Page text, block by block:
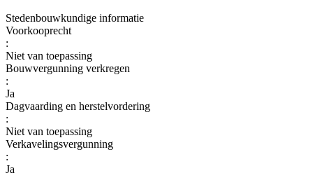
Stedenbouwkundige informatie
Voorkooprecht
:
Niet van toepassing
Bouwvergunning verkregen
:
Ja
Dagvaarding en herstelvordering
:
Niet van toepassing
Verkavelingsvergunning
:
Ja